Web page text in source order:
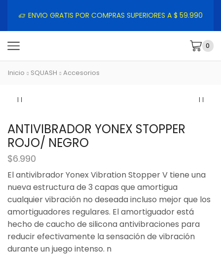
ENVIO GRATIS POR COMPRAS SUPERIORES A $ 59.990
0
Inicio SQUASH Accesorios
ANTIVIBRADOR YONEX STOPPER
ROJO/ NEGRO
$6.990
El antivibrador Yonex Vibration Stopper V tiene una
nueva estructura de 3 capas que amortigua
cualquier vibración no deseada incluso mejor que los
amortiguadores regulares. El amortiguador está
hecho de caucho de silicona antivibraciones para
reducir efectivamente la sensación de vibración
durante un juego intenso. n